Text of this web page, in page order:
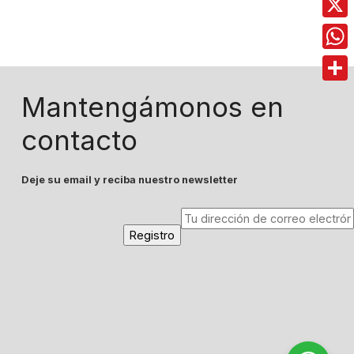
Mantengámonos en
contacto
Deje su email y reciba nuestro newsletter
X